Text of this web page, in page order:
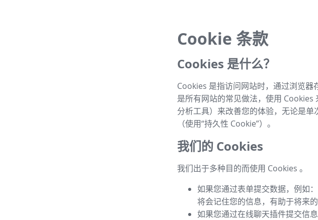
Cookie 条款
Cookies 是什么？
Cookies 是指访问网站时，通过浏览
是所有网站的常见做法，使用
分析工具）来改善您的体验，无论是
（使用“持久性 Cookie”）。
我们的 Cookies
我们出于多种目的而使用 Cookies 。
如果您通过表单提交数据，例如
将会记住您的信息，有助于将来的
如果您通过在线聊天插件提交信